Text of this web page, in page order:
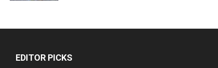
EDITOR PICKS